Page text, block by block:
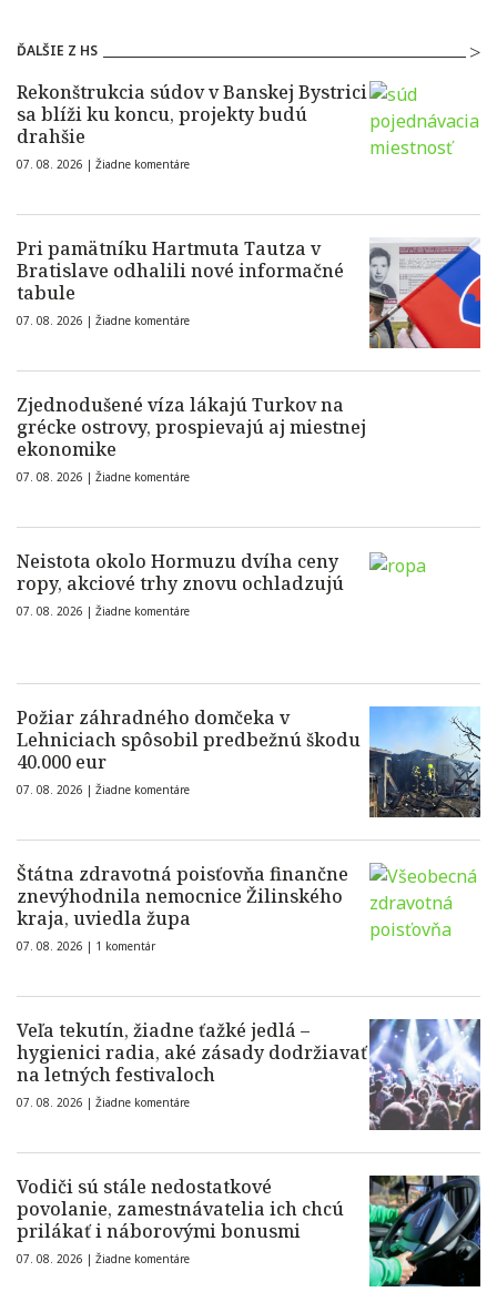
ĎALŠIE Z HS
Rekonštrukcia súdov v Banskej Bystrici
sa blíži ku koncu, projekty budú
drahšie
07. 08. 2026 | Žiadne komentáre
Pri pamätníku Hartmuta Tautza v
Bratislave odhalili nové informačné
tabule
07. 08. 2026 | Žiadne komentáre
Zjednodušené víza lákajú Turkov na
grécke ostrovy, prospievajú aj miestnej
ekonomike
07. 08. 2026 | Žiadne komentáre
Neistota okolo Hormuzu dvíha ceny
ropy, akciové trhy znovu ochladzujú
07. 08. 2026 | Žiadne komentáre
Požiar záhradného domčeka v
Lehniciach spôsobil predbežnú škodu
40.000 eur
07. 08. 2026 | Žiadne komentáre
Štátna zdravotná poisťovňa finančne
znevýhodnila nemocnice Žilinského
kraja, uviedla župa
07. 08. 2026 | 1 komentár
Veľa tekutín, žiadne ťažké jedlá –
hygienici radia, aké zásady dodržiavať
na letných festivaloch
07. 08. 2026 | Žiadne komentáre
Vodiči sú stále nedostatkové
povolanie, zamestnávatelia ich chcú
prilákať i náborovými bonusmi
07. 08. 2026 | Žiadne komentáre